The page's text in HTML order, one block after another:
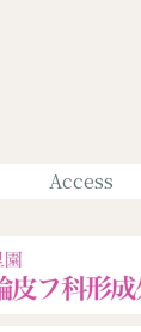
Access